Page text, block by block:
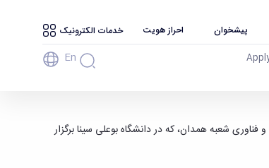
پیشخوان احراز هویت خدمات الکترونیک
En
شعبه همدان، که در دانشگاه بوعلی سینا برگزار